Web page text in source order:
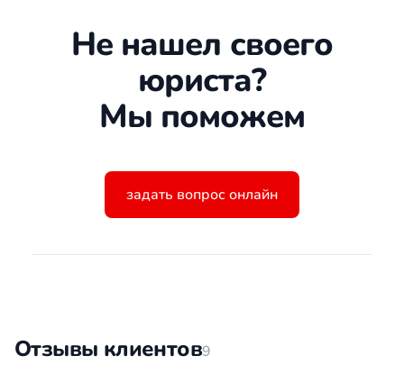
Не нашел своего
юриста?
Мы поможем
задать вопрос онлайн
Отзывы клиентов9